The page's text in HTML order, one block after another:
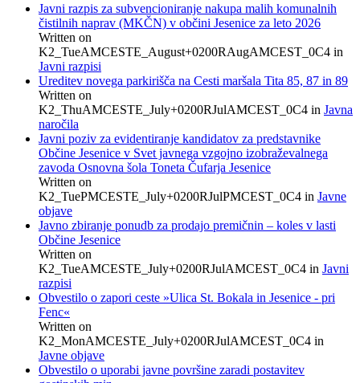
Javni razpis za subvencioniranje nakupa malih komunalnih
čistilnih naprav (MKČN) v občini Jesenice za leto 2026
Written on
K2_TueAMCESTE_August+0200RAugAMCEST_0C4 in
Javni razpisi
Ureditev novega parkirišča na Cesti maršala Tita 85, 87 in 89
Written on
K2_ThuAMCESTE_July+0200RJulAMCEST_0C4 in Javna
naročila
Javni poziv za evidentiranje kandidatov za predstavnike
Občine Jesenice v Svet javnega vzgojno izobraževalnega
zavoda Osnovna šola Toneta Čufarja Jesenice
Written on
K2_TuePMCESTE_July+0200RJulPMCEST_0C4 in Javne
objave
Javno zbiranje ponudb za prodajo premičnin – koles v lasti
Občine Jesenice
Written on
K2_TueAMCESTE_July+0200RJulAMCEST_0C4 in Javni
razpisi
Obvestilo o zapori ceste »Ulica St. Bokala in Jesenice - pri
Fenc«
Written on
K2_MonAMCESTE_July+0200RJulAMCEST_0C4 in
Javne objave
Obvestilo o uporabi javne površine zaradi postavitev